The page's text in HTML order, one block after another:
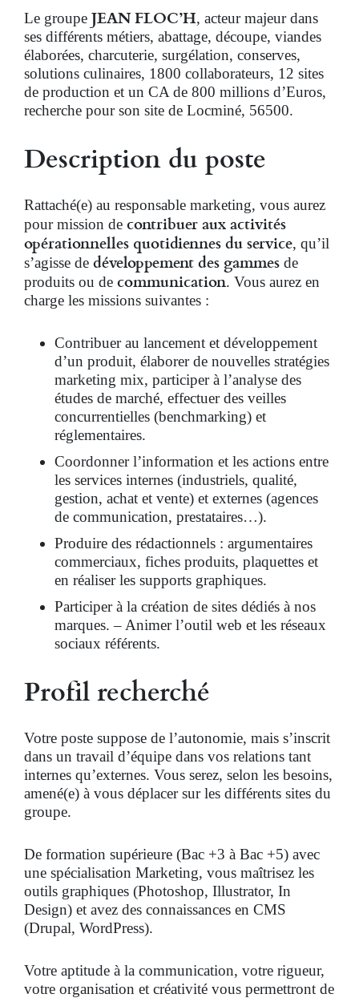
Le groupe JEAN FLOC’H, acteur majeur dans
ses différents métiers, abattage, découpe, viandes
élaborées, charcuterie, surgélation, conserves,
solutions culinaires, 1800 collaborateurs, 12 sites
de production et un CA de 800 millions d’Euros,
recherche pour son site de Locminé, 56500.
Description du poste
Rattaché(e) au responsable marketing, vous aurez
pour mission de contribuer aux activités
opérationnelles quotidiennes du service, qu’il
s’agisse de développement des gammes de
produits ou de communication. Vous aurez en
charge les missions suivantes :
Contribuer au lancement et développement
d’un produit, élaborer de nouvelles stratégies
marketing mix, participer à l’analyse des
études de marché, effectuer des veilles
concurrentielles (benchmarking) et
réglementaires.
Coordonner l’information et les actions entre
les services internes (industriels, qualité,
gestion, achat et vente) et externes (agences
de communication, prestataires…).
Produire des rédactionnels : argumentaires
commerciaux, fiches produits, plaquettes et
en réaliser les supports graphiques.
Participer à la création de sites dédiés à nos
marques. – Animer l’outil web et les réseaux
sociaux référents.
Profil recherché
Votre poste suppose de l’autonomie, mais s’inscrit
dans un travail d’équipe dans vos relations tant
internes qu’externes. Vous serez, selon les besoins,
amené(e) à vous déplacer sur les différents sites du
groupe.
De formation supérieure (Bac +3 à Bac +5) avec
une spécialisation Marketing, vous maîtrisez les
outils graphiques (Photoshop, Illustrator, In
Design) et avez des connaissances en CMS
(Drupal, WordPress).
Votre aptitude à la communication, votre rigueur,
votre organisation et créativité vous permettront de